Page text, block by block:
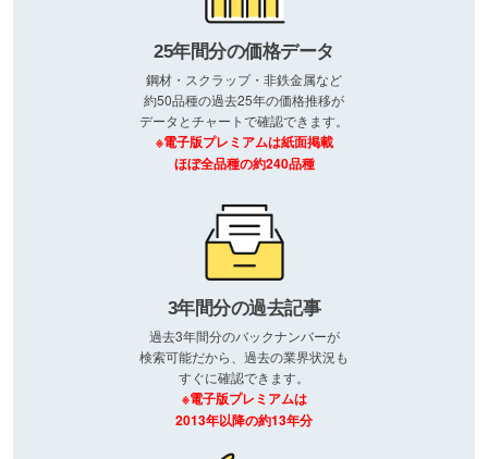
25年間分の価格データ
鋼材・スクラップ・非鉄金属など
約50品種の過去25年の価格推移が
データとチャートで確認できます。
※電子版プレミアムは紙面掲載
ほぼ全品種の約240品種
3年間分の過去記事
過去3年間分のバックナンバーが
検索可能だから、過去の業界状況も
すぐに確認できます。
※電子版プレミアムは
2013年以降の約13年分